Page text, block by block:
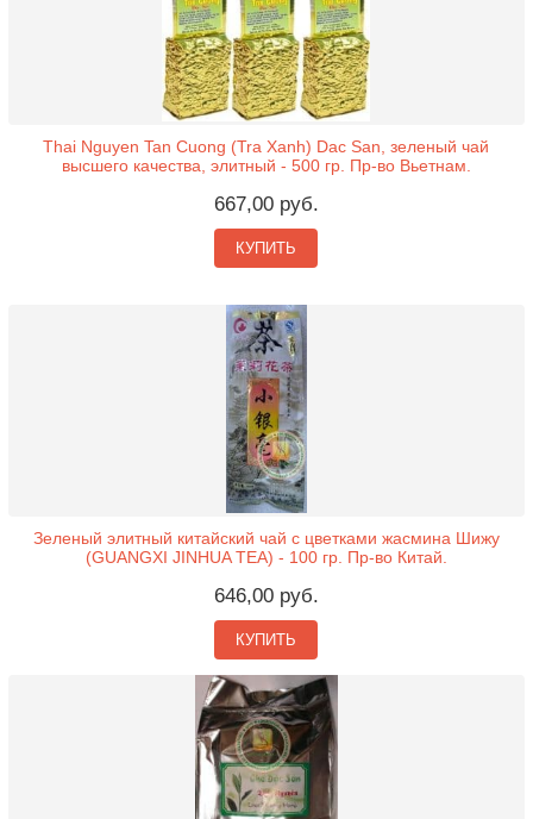
Thai Nguyen Tan Cuong (Tra Xanh) Dac San, зеленый чай
высшего качества, элитный - 500 гр. Пр-во Вьетнам.
667,00 руб.
КУПИТЬ
Зеленый элитный китайский чай с цветками жасмина Шижу
(GUANGXI JINHUA TEA) - 100 гр. Пр-во Китай.
646,00 руб.
КУПИТЬ